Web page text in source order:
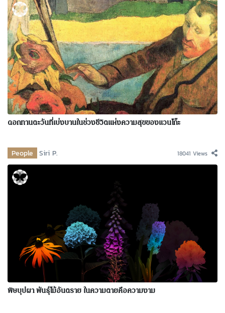
ดอกทานตะวันที่เบ่งบานในช่วงชีวิตแห่งความสุขของแวนโก๊ะ
People Siri P. 18041 Views
พิษบุปผา พันธุ์ไม้อันตราย ในความตายคือความงาม